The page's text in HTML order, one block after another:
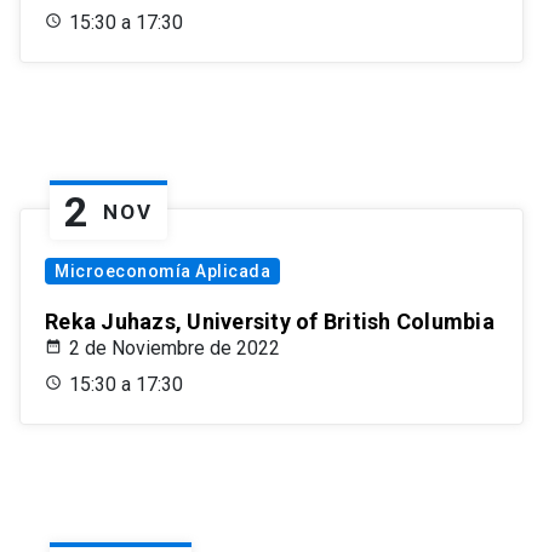
15:30 a 17:30
2 NOV
Microeconomía Aplicada
Reka Juhazs, University of British Columbia
2 de Noviembre de 2022
15:30 a 17:30